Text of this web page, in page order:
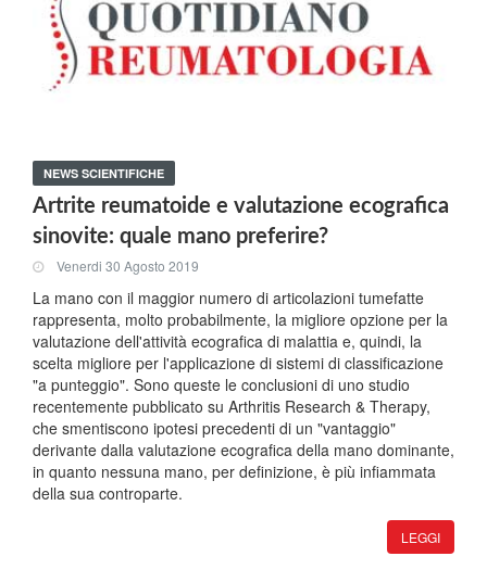
NEWS SCIENTIFICHE
Artrite reumatoide e valutazione ecografica
sinovite: quale mano preferire?
Venerdi 30 Agosto 2019
La mano con il maggior numero di articolazioni tumefatte
rappresenta, molto probabilmente, la migliore opzione per la
valutazione dell'attività ecografica di malattia e, quindi, la
scelta migliore per l'applicazione di sistemi di classificazione
"a punteggio". Sono queste le conclusioni di uno studio
recentemente pubblicato su Arthritis Research & Therapy,
che smentiscono ipotesi precedenti di un "vantaggio"
derivante dalla valutazione ecografica della mano dominante,
in quanto nessuna mano, per definizione, è più infiammata
della sua controparte.
LEGGI